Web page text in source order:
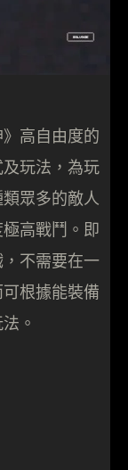
高自由度的
玩法，為玩
眾多的敵人
高戰鬥。即
不需要在一
根據能裝備
。